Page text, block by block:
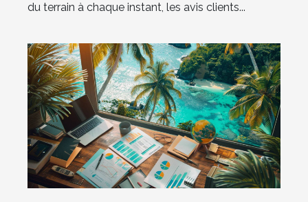
du terrain à chaque instant, les avis clients...